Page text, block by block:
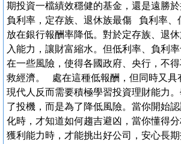
期投資一檔績效穩健的基金，還是遠勝
負利率，定存族、退休族最傷 負利率、
放在銀行報酬率降低。對於定存族、退
入能力，讓財富縮水。但低利率、負利
在一些風險，使得各國政府、央行，不
救經濟。 處在這種低報酬，但同時又具
現代人反而需要積極學習投資理財能力
了投機，而是為了降低風險。當你開始
化時，才知道如何趨吉避凶，當你懂得
獲利能力時，才能挑出好公司，安心長